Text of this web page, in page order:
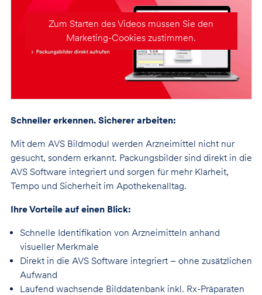
Zum Starten des Videos müssen Sie den
Marketing-Cookies zustimmen.
Schneller erkennen. Sicherer arbeiten:
Mit dem AVS Bildmodul werden Arzneimittel nicht nur
gesucht, sondern erkannt. Packungsbilder sind direkt in die
AVS Software integriert und sorgen für mehr Klarheit,
Tempo und Sicherheit im Apothekenalltag.
Ihre Vorteile auf einen Blick:
Schnelle Identifikation von Arzneimitteln anhand
visueller Merkmale
Direkt in die AVS Software integriert – ohne zusätzlichen
Aufwand
Laufend wachsende Bilddatenbank inkl. Rx-Präparaten